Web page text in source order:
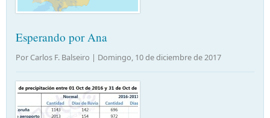
Esperando por Ana
Por Carlos F. Balseiro | Domingo, 10 de diciembre de 2017